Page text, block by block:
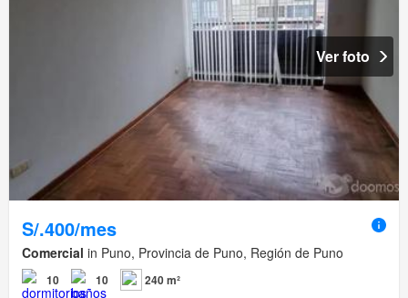
Ver foto
S/.400/mes
Comercial in Puno, Provincia de Puno, Región de Puno
10 10 240 m²